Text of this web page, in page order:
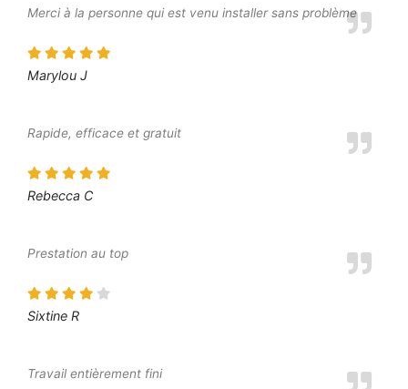
Merci à la personne qui est venu installer sans problème
Marylou J
Rapide, efficace et gratuit
Rebecca C
Prestation au top
Sixtine R
Travail entièrement fini